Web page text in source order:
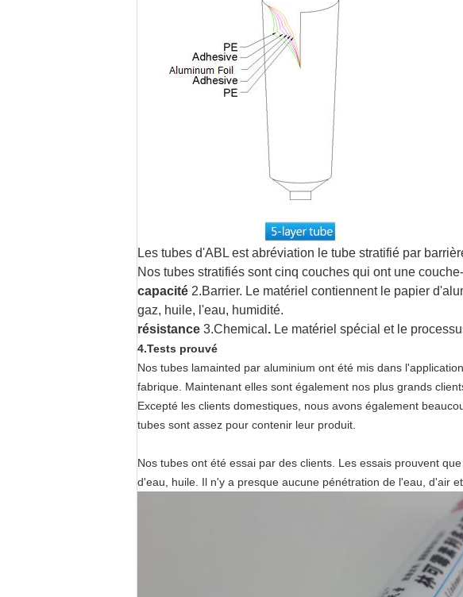
Les tubes d'ABL est abréviation le tube stratifié par
Nos tubes stratifiés sont cinq couches qui ont une
capacité 2.Barrier. Le matériel contiennent le papier
gaz, huile, l'eau, humidité.
résistance 3.Chemical . Le matériel spécial et le
4.Tests prouvé
Nos tubes lamainted par aluminium ont été mis dans
fabrique. Maintenant elles sont également nos plus grands
Excepté les clients domestiques, nous avons également
tubes sont assez pour contenir leur produit.
Nos tubes ont été essai par des clients. Les essais prouvent
d'eau, huile. Il n'y a presque aucune pénétration de l'eau, d'air